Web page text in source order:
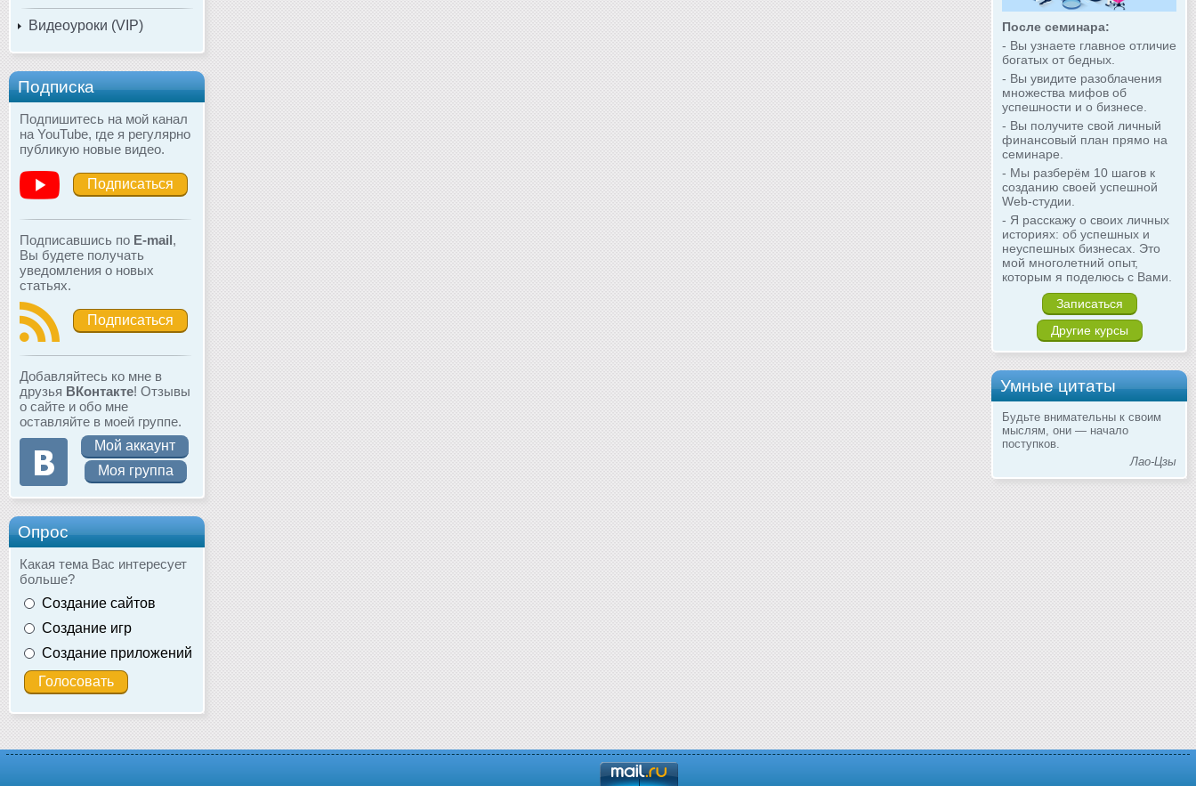
Видеоуроки (VIP)
Подписка
Подпишитесь на мой канал
на YouTube, где я регулярно
публикую новые видео.
Подписаться
Подписавшись по E-mail,
Вы будете получать
уведомления о новых
статьях.
Подписаться
Добавляйтесь ко мне в
друзья ВКонтакте! Отзывы
о сайте и обо мне
оставляйте в моей группе.
Мой аккаунт
Моя группа
Опрос
Какая тема Вас интересует
больше?
Создание сайтов
Создание игр
Создание приложений
После семинара:
- Вы узнаете главное отличие
богатых от бедных.
- Вы увидите разоблачения
множества мифов об
успешности и о бизнесе.
- Вы получите свой личный
финансовый план прямо на
семинаре.
- Мы разберём 10 шагов к
созданию своей успешной
Web-студии.
- Я расскажу о своих личных
историях: об успешных и
неуспешных бизнесах. Это
мой многолетний опыт,
которым я поделюсь с Вами.
Записаться
Другие курсы
Умные цитаты
Будьте внимательны к своим
мыслям, они — начало
поступков.
Лао-Цзы